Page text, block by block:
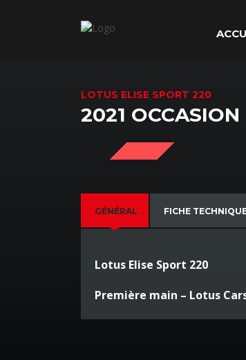
LOTUS ELISE SPORT 220
2021 OCCASION
GÉNÉRAL FICHE
Lotus Elise Sport 220
Première main – Lotus